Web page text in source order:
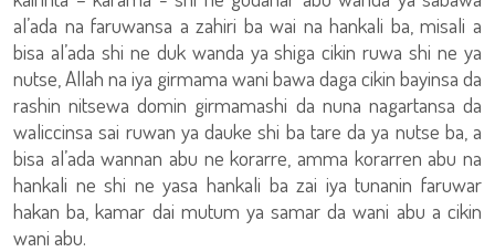
al’ada na faruwansa a zahiri ba wai na hankali ba, misali a
bisa al’ada shi ne duk wanda ya shiga cikin ruwa shi ne ya
nutse, Allah na iya girmama wani bawa daga cikin bayinsa da
rashin nitsewa domin girmamashi da nuna nagartansa da
waliccinsa sai ruwan ya dauke shi ba tare da ya nutse ba, a
bisa al’ada wannan abu ne korarre, amma korarren abu na
hankali ne shi ne yasa hankali ba zai iya tunanin faruwar
hakan ba, kamar dai mutum ya samar da wani abu a cikin
wani abu.